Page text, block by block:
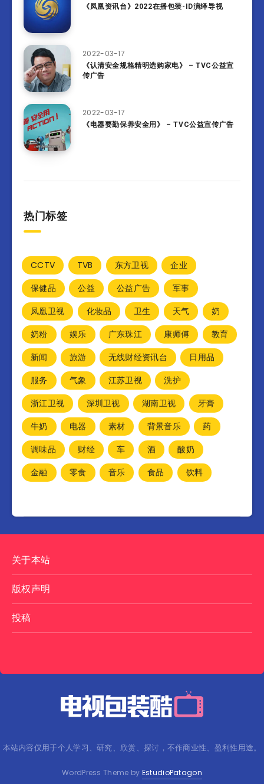
《凤凰资讯台》2022在播包装-ID演绎导视
2022-03-17
《认清安全规格精明选购家电》 – TVC公益宣
传广告
2022-03-17
《电器要勤保养安全用》 – TVC公益宣传广告
热门标签
CCTV TVB 东方卫视
企业
保健品
公益 公益广告
军事
凤凰卫视
化妆品 卫生 天气
奶
奶粉
娱乐 广东珠江 康师傅
教育
新闻
旅游 无线财经资讯台
日用品
服务
气象 江苏卫视
洗护
浙江卫视
深圳卫视 湖南卫视
牙膏
牛奶
电器 素材 背景音乐
药
调味品
财经 车 酒
酸奶
金融
零食 音乐 食品 饮料
关于本站
版权声明
投稿
本站内容仅用于个人学习、研究、欣赏、探讨，不作商业性、盈利性用途。
WordPress Theme by EstudioPatagon